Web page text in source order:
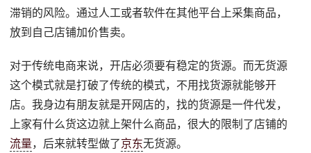
滞销的风险。通过人工或者软件在其他平台上采集商品，
放到自己店铺加价售卖。
对于传统电商来说，开店必须要有稳定的货源。而无货源
这个模式就是打破了传统的模式，不用找货源就能够开
店。我身边有朋友就是开网店的，找的货源是一件代发，
上家有什么货这边就上架什么商品，很大的限制了店铺的
流量，后来就转型做了京东无货源。